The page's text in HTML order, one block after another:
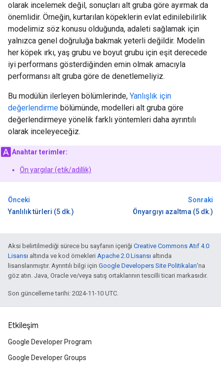
olarak incelemek değil, sonuçları alt gruba göre ayırmak da
önemlidir. Örneğin, kurtarılan köpeklerin evlat edinilebilirlik
modelimiz söz konusu olduğunda, adaleti sağlamak için
yalnızca genel doğruluğa bakmak yeterli değildir. Modelin
her köpek ırkı, yaş grubu ve boyut grubu için eşit derecede
iyi performans gösterdiğinden emin olmak amacıyla
performansı alt gruba göre de denetlemeliyiz.
Bu modülün ilerleyen bölümlerinde, Yanlışlık için
değerlendirme bölümünde, modelleri alt gruba göre
değerlendirmeye yönelik farklı yöntemleri daha ayrıntılı
olarak inceleyeceğiz.
Anahtar terimler:
Ön yargılar (etik/adillik)
Önceki
Yanlılık türleri (5 dk.)
Sonraki
Önyargıyı azaltma (5 dk.)
Aksi belirtilmediği sürece bu sayfanın içeriği Creative Commons Atıf 4.0
Lisansı altında ve kod örnekleri Apache 2.0 Lisansı altında
lisanslanmıştır. Ayrıntılı bilgi için Google Developers Site Politikaları'na
göz atın. Java, Oracle ve/veya satış ortaklarının tescilli ticari markasıdır.
Son güncelleme tarihi: 2024-11-10 UTC.
Etkileşim
Google Developer Program
Google Developer Groups